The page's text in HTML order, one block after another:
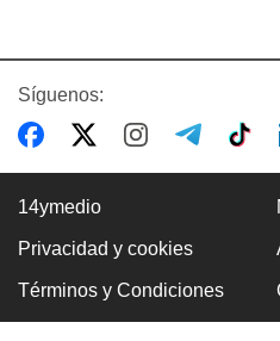
GASOLINA
En la Vía Blanca surgen
Síguenos:
14ymedio
Privacidad y cookies
Términos y Condiciones